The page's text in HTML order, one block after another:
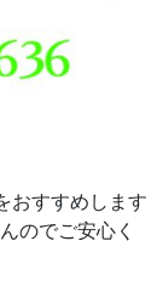
おすすめします
のでご安心く